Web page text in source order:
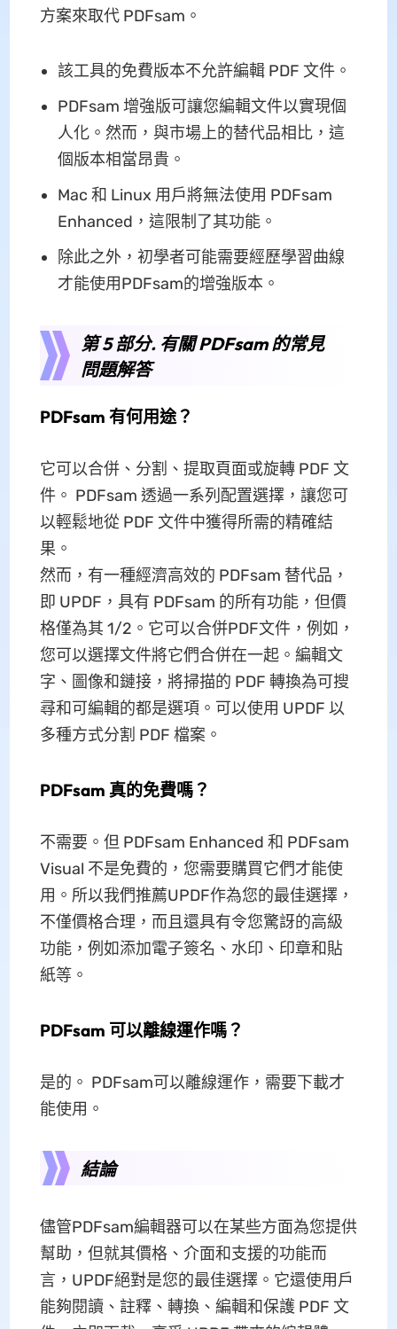
方案來取代 PDFsam。
該工具的免費版本不允許編輯 PDF 文件。
PDFsam 增強版可讓您編輯文件以實現個
人化。然而，與市場上的替代品相比，這
個版本相當昂貴。
Mac 和 Linux 用戶將無法使用 PDFsam
Enhanced，這限制了其功能。
除此之外，初學者可能需要經歷學習曲線
才能使用PDFsam的增強版本。
第 5 部分. 有關 PDFsam 的常見
問題解答
PDFsam 有何用途？
它可以合併、分割、提取頁面或旋轉 PDF 文
件。 PDFsam 透過一系列配置選擇，讓您可
以輕鬆地從 PDF 文件中獲得所需的精確結
果。
然而，有一種經濟高效的 PDFsam 替代品，
即 UPDF，具有 PDFsam 的所有功能，但價
格僅為其 1/2。它可以合併PDF文件，例如，
您可以選擇文件將它們合併在一起。編輯文
字、圖像和鏈接，將掃描的 PDF 轉換為可搜
尋和可編輯的都是選項。可以使用 UPDF 以
多種方式分割 PDF 檔案。
PDFsam 真的免費嗎？
不需要。但 PDFsam Enhanced 和 PDFsam
Visual 不是免費的，您需要購買它們才能使
用。所以我們推薦UPDF作為您的最佳選擇，
不僅價格合理，而且還具有令您驚訝的高級
功能，例如添加電子簽名、水印、印章和貼
紙等。
PDFsam 可以離線運作嗎？
是的。 PDFsam可以離線運作，需要下載才
能使用。
結論
儘管PDFsam編輯器可以在某些方面為您提供
幫助，但就其價格、介面和支援的功能而
言，UPDF絕對是您的最佳選擇。它還使用戶
能夠閱讀、註釋、轉換、編輯和保護 PDF 文